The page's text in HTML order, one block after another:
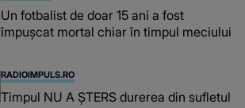
Un fotbalist de doar 15 ani a fost
împușcat mortal chiar în timpul meciului
RADIOIMPULS.RO
Timpul NU A ȘTERS durerea din sufletul